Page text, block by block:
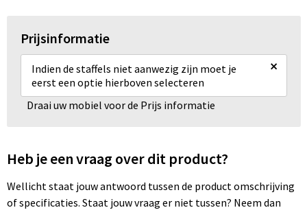
Prijsinformatie
Indien de staffels niet aanwezig zijn moet je
eerst een optie hierboven selecteren
×
Draai uw mobiel voor de Prijs informatie
Heb je een vraag over dit product?
Wellicht staat jouw antwoord tussen de product omschrijving
of specificaties. Staat jouw vraag er niet tussen? Neem dan